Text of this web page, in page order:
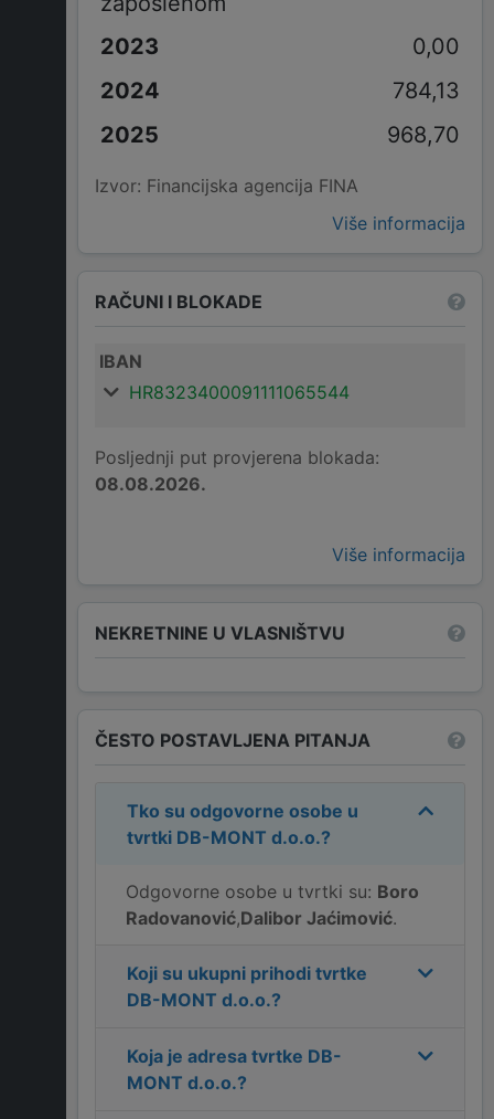
0,00
784,13
968,70
Izvor: Financijska agencija FINA
Više informacija
RAČUNI I BLOKADE
IBAN
HR8323400091111065544
Posljednji put provjerena blokada:
08.08.2026.
Više informacija
NEKRETNINE U VLASNIŠTVU
ČESTO POSTAVLJENA PITANJA
Tko su odgovorne osobe u
tvrtki DB-MONT d.o.o.?
Odgovorne osobe u tvrtki su: Boro
Radovanović,Dalibor Jaćimović.
Koji su ukupni prihodi tvrtke
DB-MONT d.o.o.?
Koja je adresa tvrtke DB-
MONT d.o.o.?